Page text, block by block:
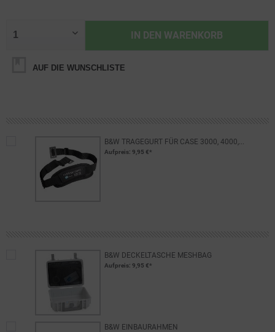
IN DEN WARENKORB
AUF DIE WUNSCHLISTE
B&W TRAGEGURT FÜR CASE 3000, 4000,...
Aufpreis: 9,95 €*
B&W DECKELTASCHE MESHBAG
Aufpreis: 9,95 €*
B&W EINBAURAHMEN